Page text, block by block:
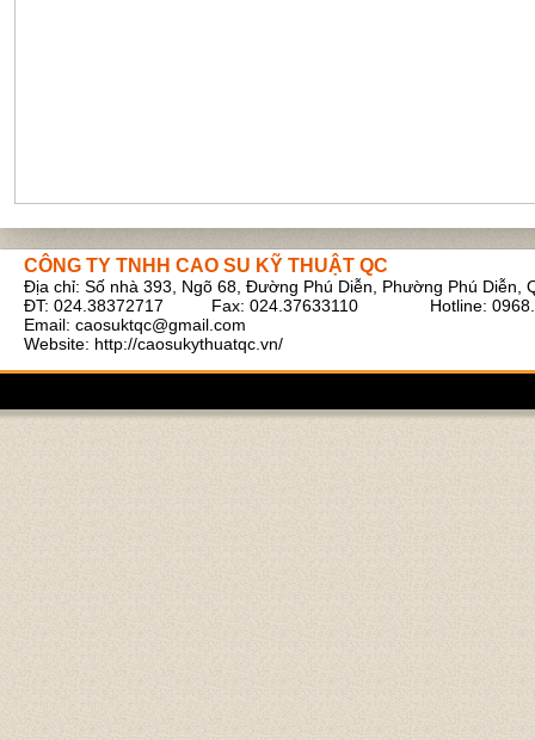
Ruột bình tích áp xe cẩu
CÔNG TY TNHH CAO SU KỸ THUẬT QC
Địa chỉ: Số nhà 393, Ngõ 68, Đường Phú Diễn, Phường Phú Diễn,
ĐT: 024.38372717 Fax: 024.37633110 Hotline:
Email: caosuktqc@gmail.com
Website: http://caosukythuatqc.vn/